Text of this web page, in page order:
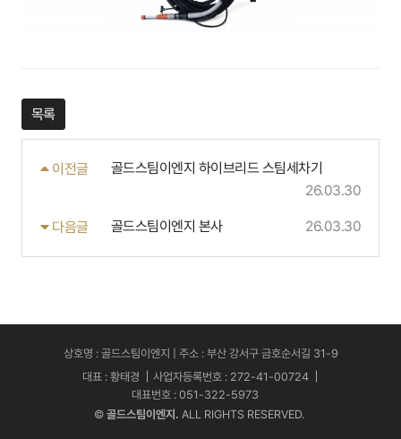
목록
이전글
골드스팀이엔지 하이브리드 스팀세차기
26.03.30
다음글 골드스팀이엔지 본사 26.03.30
상호명 : 골드스팀이엔지 | 주소 : 부산 강서구 금호순서길 31-9
대표 : 황태경
사업자등록번호 : 272-41-00724
대표번호 : 051-322-5973
© 골드스팀이엔지. ALL RIGHTS RESERVED.